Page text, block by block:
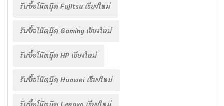
รับซื้อโน๊ตบุ๊ค Fujitsu เชียงใหม่
รับซื้อโน๊ตบุ๊ค Gaming เชียงใหม่
รับซื้อโน๊ตบุ๊ค HP เชียงใหม่
รับซื้อโน๊ตบุ๊ค Huawei เชียงใหม่